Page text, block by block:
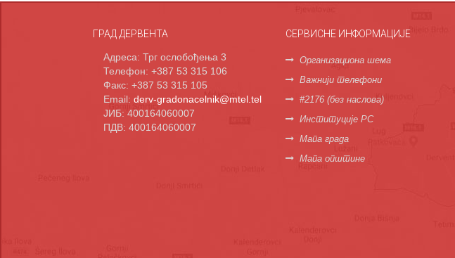
ГРАД ДЕРВЕНТА
Адреса: Трг ослобођења 3
Телефон: +387 53 315 106
Факс: +387 53 315 105
Email: derv-gradonacelnik@mtel.tel
ЈИБ: 400164060007
ПДВ: 400164060007
СЕРВИСНЕ ИНФОРМАЦИЈЕ
Организациона шема
Важнији телефони
#2176 (без наслова)
Институције РС
Мапа града
Мапа општине